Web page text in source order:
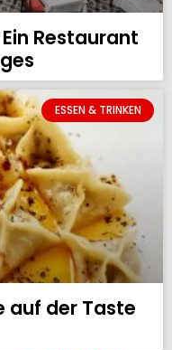
Restaurant
ESSEN & TRINKEN
auf der Taste